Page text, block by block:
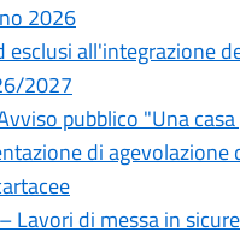
2026
esclusi all'integrazione
2027
pubblico "Una
di agevolazione
Lavori di messa in